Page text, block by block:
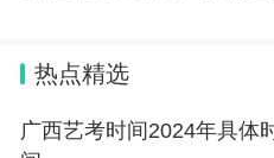
热点精选
广西艺考时间2024年具体